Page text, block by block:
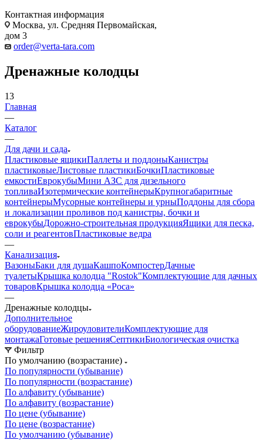
Контактная информация
Москва, ул. Средняя Первомайская,
дом 3
order@verta-tara.com
Дренажные колодцы
13
Главная
—
Каталог
—
Для дачи и сада
Пластиковые ящикиПаллеты и поддоныКанистры
пластиковыеЛистовые пластикиБочкиПластиковые
емкостиЕврокубыМини АЗС для дизельного
топливаИзотермические контейнерыКрупногабаритные
контейнерыМусорные контейнеры и урныПоддоны для сбора
и локализации проливов под канистры, бочки и
еврокубыДорожно-строительная продукцияЯщики для песка,
соли и реагентовПластиковые ведра
—
Канализация
ВазоныБаки для душаКашпоКомпостерДачные
туалетыКрышка колодца "Rostok"Комплектующие для дачных
товаровКрышка колодца «Роса»
—
Дренажные колодцы
Дополнительное
оборудованиеЖироуловителиКомплектующие для
монтажаГотовые решенияСептикиБиологическая очистка
Фильтр
По умолчанию (возрастание)
По популярности (убывание)
По популярности (возрастание)
По алфавиту (убывание)
По алфавиту (возрастание)
По цене (убывание)
По цене (возрастание)
По умолчанию (убывание)